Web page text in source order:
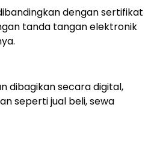
dengan sertifikat
tanda tangan elektronik
dibagikan secara digital,
seperti jual beli, sewa